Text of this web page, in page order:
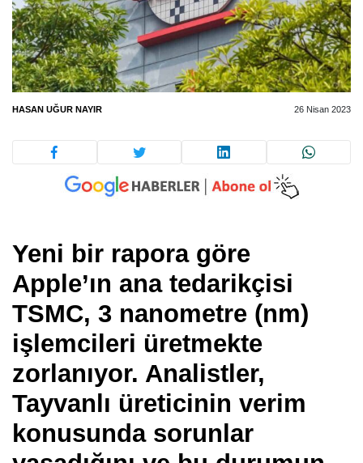
HASAN UĞUR NAYIR 26 Nisan 2023
Yeni bir rapora göre
Apple’ın ana tedarikçisi
TSMC, 3 nanometre (nm)
işlemcileri üretmekte
zorlanıyor. Analistler,
Tayvanlı üreticinin verim
konusunda sorunlar